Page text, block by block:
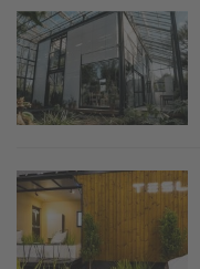
Image
Image